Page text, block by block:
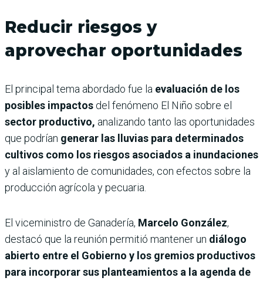
Reducir riesgos y
aprovechar oportunidades
El principal tema abordado fue la evaluación de los
posibles impactos del fenómeno El Niño sobre el
sector productivo, analizando tanto las oportunidades
que podrían generar las lluvias para determinados
cultivos como los riesgos asociados a inundaciones
y al aislamiento de comunidades, con efectos sobre la
producción agrícola y pecuaria.
El viceministro de Ganadería, Marcelo González,
destacó que la reunión permitió mantener un diálogo
abierto entre el Gobierno y los gremios productivos
para incorporar sus planteamientos a la agenda de